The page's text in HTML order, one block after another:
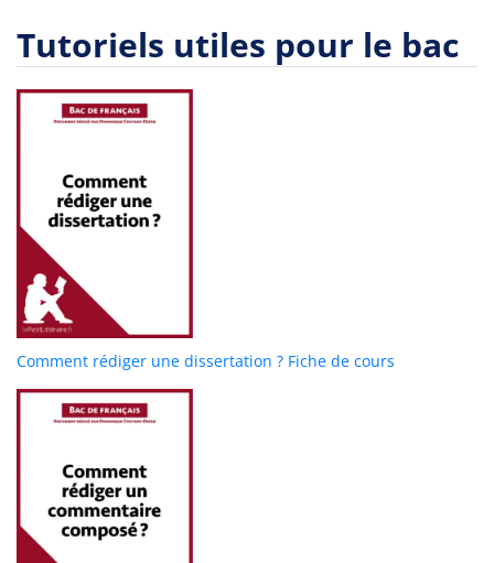
Tutoriels utiles pour le bac
Comment rédiger une dissertation ? Fiche de cours